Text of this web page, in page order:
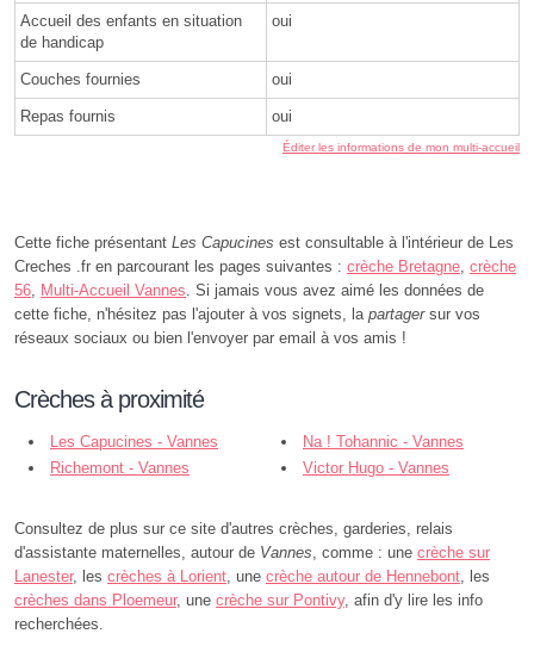
Accueil des enfants en situation
de handicap
oui
Couches fournies oui
Repas fournis oui
Éditer les informations de mon multi-accueil
Cette fiche présentant Les Capucines est consultable à l'intérieur de Les
Creches .fr en parcourant les pages suivantes : crèche Bretagne crèche
56 Multi-Accueil Vannes . Si jamais vous avez aimé les données de
cette fiche, n'hésitez pas l'ajouter à vos signets, la partagersur vos
réseaux sociaux ou bien l'envoyer par email à vos amis !
Crèches à proximité
Les Capucines - Vannes
Na ! Tohannic - Vannes
Richemont - Vannes
Victor Hugo - Vannes
Consultez de plus sur ce site d'autres crèches, garderies, relais
d'assistante maternelles, autour de Vannes , comme : une crèche sur
Lanester, les crèches à Lorient , une crèche autour de Hennebont , les
crèches dans Ploemeur, une crèche sur Pontivy, afin d'y lire les info
recherchées.